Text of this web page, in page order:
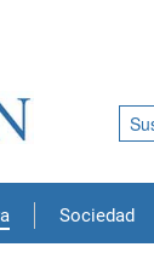
Sociedad